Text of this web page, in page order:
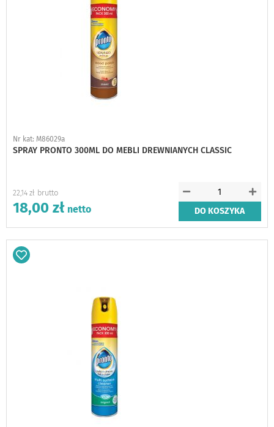
Nr kat: M86029a
SPRAY PRONTO 300ML DO MEBLI DREWNIANYCH CLASSIC
22,14 zł
18,00 zł DO KOSZYKA
Dodaj